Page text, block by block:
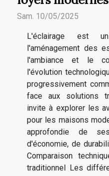
Sam. 10/05/2025
L'éclairage est
l'aménagement des
l'ambiance et le
l'évolution
progressivement
face aux solutions
invite à explorer les
pour les maisons
approfondie de
d'économie, de
Comparaison
traditionnel Les